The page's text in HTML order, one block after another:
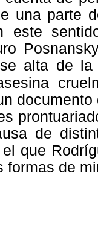
una parte
este
alta de
de
que
formas de